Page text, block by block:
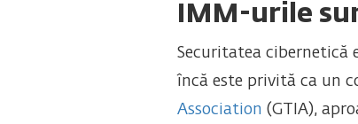
IMM-urile
Securitatea cibernetică
încă este privită ca un
Association (GTIA),